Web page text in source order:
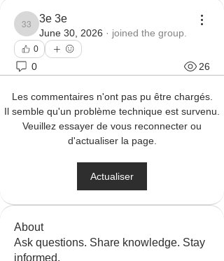
3e 3e
3e 3e
June 30, 2026 · joined the group.
0
0 26
Les commentaires n'ont pas pu être chargés.
Il semble qu'un problème technique est survenu.
Veuillez essayer de vous reconnecter ou
d'actualiser la page.
Actualiser
About
Ask questions. Share knowledge. Stay
informed.